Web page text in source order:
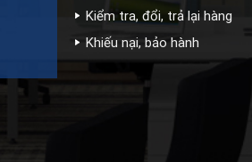
Kiểm tra, đổi, trả lại hàng
Khiếu nại, bảo hành